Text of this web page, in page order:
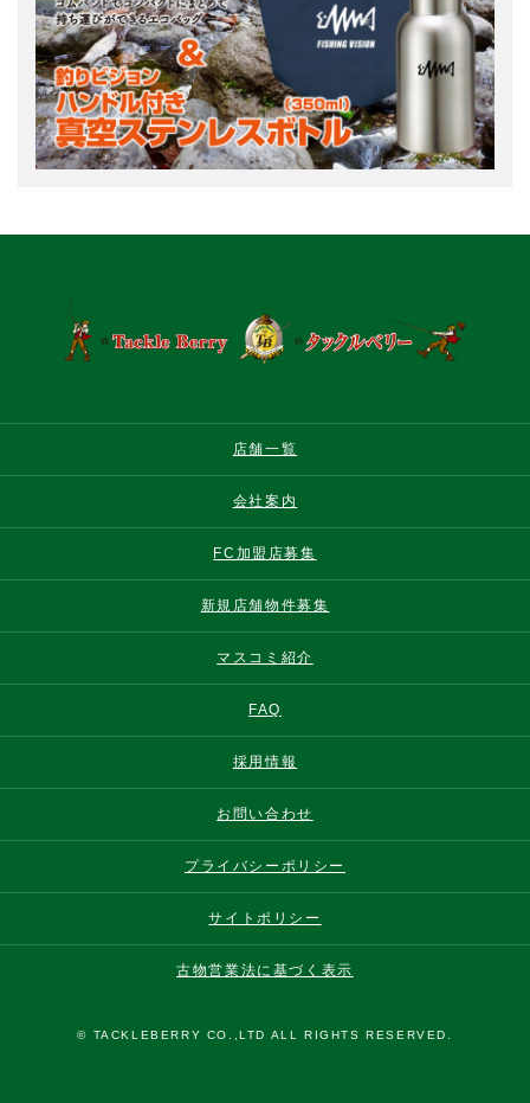
店舗一覧
会社案内
FC加盟店募集
新規店舗物件募集
マスコミ紹介
FAQ
採用情報
お問い合わせ
プライバシーポリシー
サイトポリシー
古物営業法に基づく表示
© TACKLEBERRY CO.,LTD ALL RIGHTS RESERVED.